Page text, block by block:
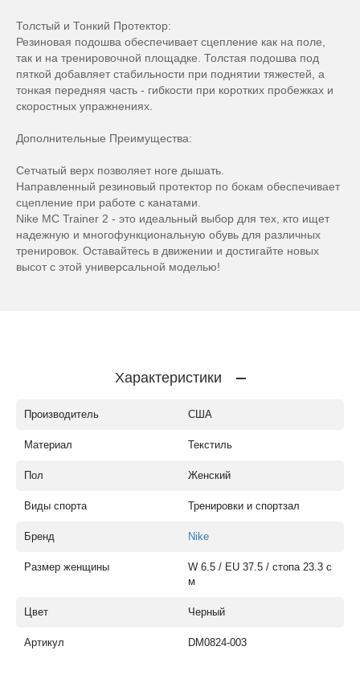
Толстый и Тонкий Протектор:
Резиновая подошва обеспечивает сцепление как на поле,
так и на тренировочной площадке. Толстая подошва под
пяткой добавляет стабильности при поднятии тяжестей, а
тонкая передняя часть - гибкости при коротких пробежках и
скоростных упражнениях.
Дополнительные Преимущества:
Сетчатый верх позволяет ноге дышать.
Направленный резиновый протектор по бокам обеспечивает
сцепление при работе с канатами.
Nike MC Trainer 2 - это идеальный выбор для тех, кто ищет
надежную и многофункциональную обувь для различных
тренировок. Оставайтесь в движении и достигайте новых
высот с этой универсальной моделью!
Характеристики
Производитель США
Материал Текстиль
Пол Женский
Виды спорта Тренировки и спортзал
Бренд Nike
Размер женщины
W 6.5 / EU 37.5 / стопа 23.3 с
м
Цвет Черный
Артикул DM0824-003